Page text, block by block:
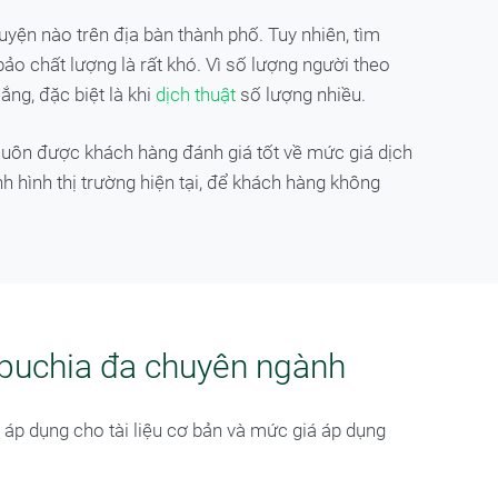
nào trên địa bàn thành phố. Tuy nhiên, tìm
chất lượng là rất khó. Vì số lượng người theo
đặc biệt là khi dịch thuật số lượng nhiều.
được khách hàng đánh giá tốt về mức giá dịch
hình thị trường hiện tại, để khách hàng không
đa chuyên ngành
dụng cho tài liệu cơ bản và mức giá áp dụng